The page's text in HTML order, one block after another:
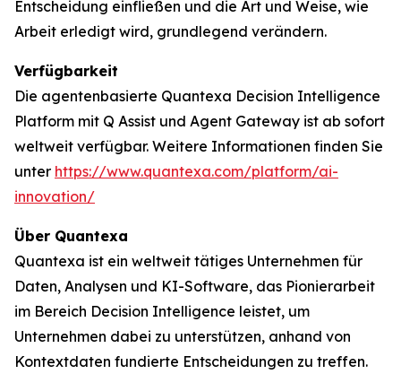
Entscheidung einfließen und die Art und Weise, wie
Arbeit erledigt wird, grundlegend verändern.
Verfügbarkeit
Die agentenbasierte Quantexa Decision Intelligence
Platform mit Q Assist und Agent Gateway ist ab sofort
weltweit verfügbar. Weitere Informationen finden Sie
unter https://www.quantexa.com/platform/ai-
innovation/
Über Quantexa
Quantexa ist ein weltweit tätiges Unternehmen für
Daten, Analysen und KI-Software, das Pionierarbeit
im Bereich Decision Intelligence leistet, um
Unternehmen dabei zu unterstützen, anhand von
Kontextdaten fundierte Entscheidungen zu treffen.